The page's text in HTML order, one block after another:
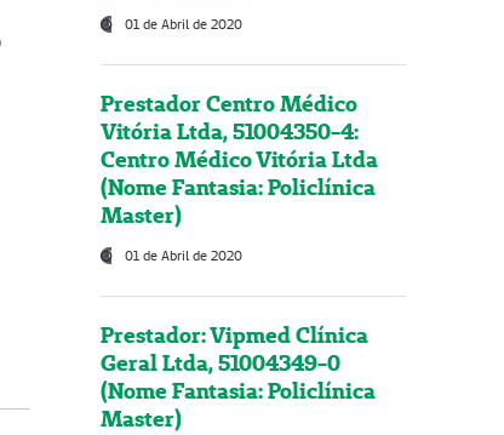
01 de Abril de 2020
Prestador Centro Médico
Vitória Ltda, 51004350-4:
Centro Médico Vitória Ltda
(Nome Fantasia: Policlínica
Master)
01 de Abril de 2020
Prestador: Vipmed Clínica
Geral Ltda, 51004349-0
(Nome Fantasia: Policlínica
Master)